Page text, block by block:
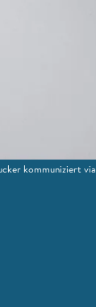
kommuniziert